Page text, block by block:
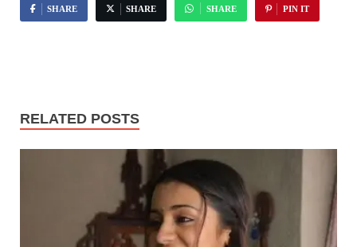
SHARE SHARE SHARE PIN IT
RELATED POSTS